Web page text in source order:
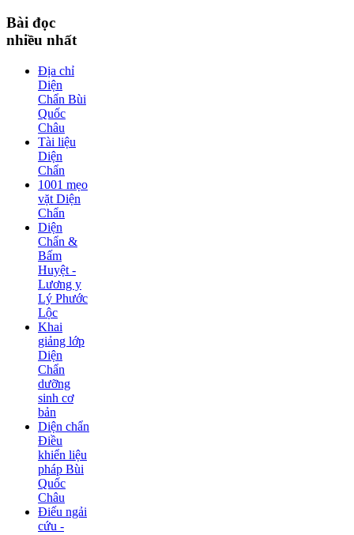
Bài đọc
nhiều nhất
Địa chỉ
Diện
Chẩn Bùi
Quốc
Châu
Tài liệu
Diện
Chẩn
1001 mẹo
vặt Diện
Chẩn
Diện
Chẩn &
Bấm
Huyệt -
Lương y
Lý Phước
Lộc
Khai
giảng lớp
Diện
Chẩn
dưỡng
sinh cơ
bản
Diện chẩn
Điều
khiển liệu
pháp Bùi
Quốc
Châu
Điếu ngải
cứu -